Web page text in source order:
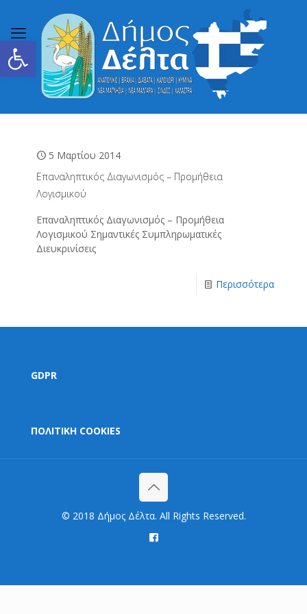
Ανοίξτε τη γραμμή εργαλείων
5 Μαρτίου 2014
Επαναληπτικός Διαγωνισμός – Προμήθεια
Λογισμικού
Επαναληπτικός Διαγωνισμός – Προμήθεια
Λογισμικού Σημαντικές Συμπληρωματικές
Διευκρινίσεις
Περισσότερα
GDPR
ΠΟΛΙΤΙΚΗ COOKIES
© 2018 Δήμος Δέλτα. All Rights Reserved.